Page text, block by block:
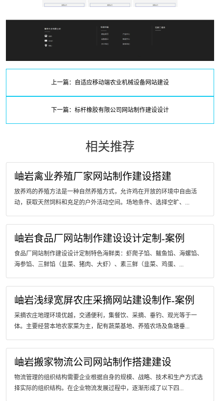
上一篇：自适应移动端农业机械设备网站建设
下一篇：标杆橡胶有限公司网站制作建设设计
相关推荐
岫岩禽业养殖厂家网站制作建设搭建
放养鸡的养殖方法是一种自然养殖方式，允许鸡在开放的环境中自由活
动，获取天然饲料和充足的户外活动空间。场地条件、选择空旷、...
岫岩食品厂网站制作建设设计定制-案例
食品厂网站制作建设设计定制特色海鲜类：虾爬子馅、鲅鱼馅、海螺馅、
海参馅、三鲜馅（韭菜、猪肉、大虾）、素三鲜（韭菜、鸡蛋、...
岫岩浅绿宽屏农庄采摘网站建设制作-案例
采摘农庄地理环境优越，交通便利，集餐饮、采摘、垂钓、观光等于一
体。主要经营本地农家菜为主，配有蔬菜基地、养殖农场及鱼塘垂...
岫岩搬家物流公司网站制作搭建建设
物流管理的组织结构需要企业根据自身的规模、战略、技术和生产方式选
择实际的组织结构。在企业物流发展过程中，逐渐形成了以下四...